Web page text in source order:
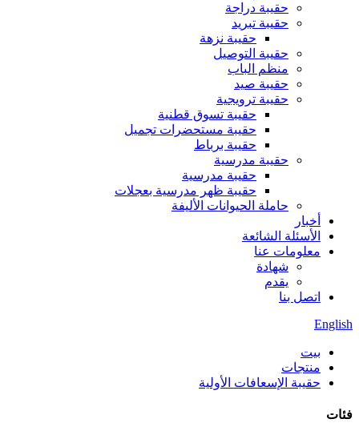
حقيبة دراجة
حقيبة تبريد
حقيبة نزهة
حقيبة التوصيل
منظم الباب
حقيبة صيد
حقيبة ترويجية
حقيبة تسوق قطنية
حقيبة مستحضرات تجميل
حقيبة برباط
حقيبة مدرسية
حقيبة مدرسية
حقيبة ظهر مدرسية بعجلات
حاملة الحيوانات الأليفة
أخبار
الأسئلة الشائعة
معلومات عنا
شهادة
يقدم
اتصل بنا
English
بيت
منتجات
حقيبة الإسعافات الأولية
فئات